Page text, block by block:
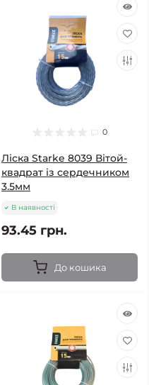
0
Ліска Starke 8039 Вітой-
квадрат із сердечником
3.5мм
В наявності
93.45 грн.
До кошика